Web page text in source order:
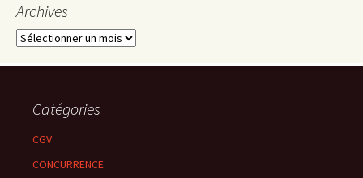
Archives
Archives
Catégories
CGV
CONCURRENCE